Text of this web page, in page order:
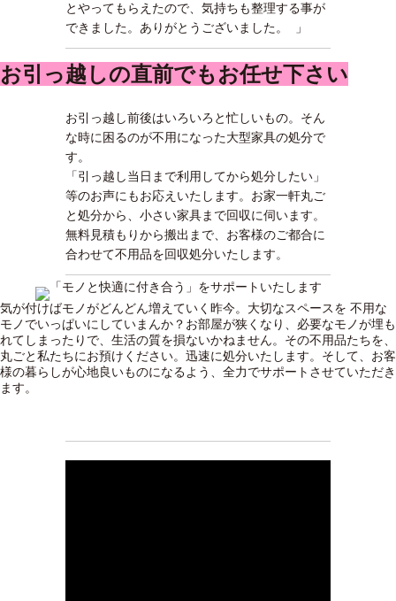
とやってもらえたので、気持ちも整理する事が
できました。ありがとうございました。 」
お引っ越しの直前でもお任せ下さい
お引っ越し前後はいろいろと忙しいもの。そん
な時に困るのが不用になった大型家具の処分で
す。
「引っ越し当日まで利用してから処分したい」
等のお声にもお応えいたします。お家一軒丸ご
と処分から、小さい家具まで回収に伺います。
無料見積もりから搬出まで、お客様のご都合に
合わせて不用品を回収処分いたします。
気が付けばモノがどんどん増えていく昨今。大切なスペースを 不用な
モノでいっぱいにしていまんか？お部屋が狭くなり、必要なモノが埋も
れてしまったりで、生活の質を損ないかねません。その不用品たちを、
丸ごと私たちにお預けください。迅速に処分いたします。そして、お客
様の暮らしが心地良いものになるよう、全力でサポートさせていただき
ます。